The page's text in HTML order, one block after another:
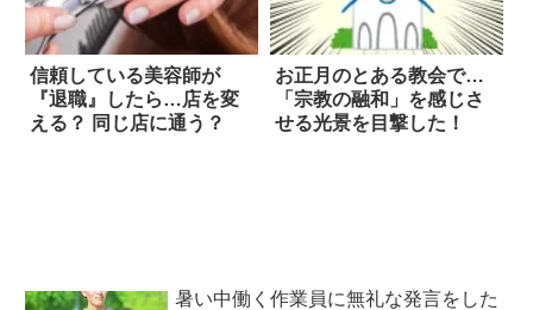
信頼している美容師が
『退職』したら…店を変
える？ 同じ店に通う？
お正月のとある教会で…
「宗教の融和」を感じさ
せる光景を目撃した！
暑い中働く作業員に無礼な発言をした